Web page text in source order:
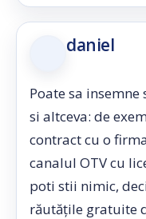
daniel
Poate sa
si altceva: de
contract cu o
canalul OTV cu
poti stii nimic,
răutățile gratuite